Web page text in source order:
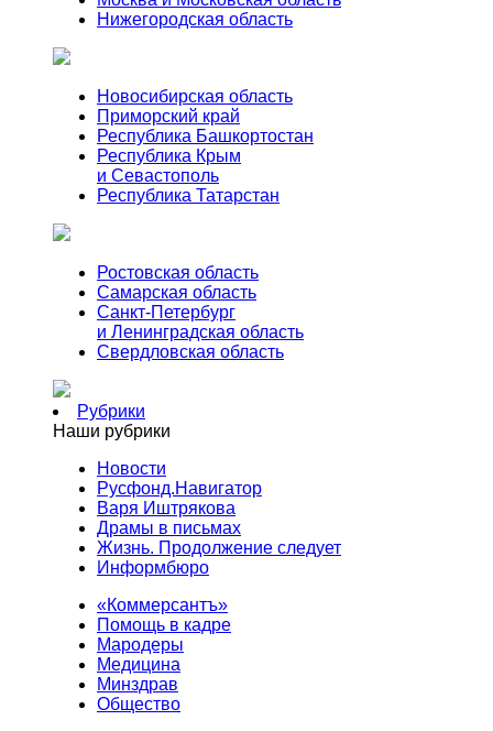
Нижегородская область
Новосибирская область
Приморский край
Республика Башкортостан
Республика Крым
и Севастополь
Республика Татарстан
Ростовская область
Самарская область
Санкт-Петербург
и Ленинградская область
Свердловская область
Рубрики
Наши рубрики
Новости
Русфонд.Навигатор
Варя Иштрякова
Драмы в письмах
Жизнь. Продолжение следует
Информбюро
«Коммерсантъ»
Помощь в кадре
Мародеры
Медицина
Минздрав
Общество